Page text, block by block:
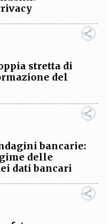
stretta di
del
bancarie:
delle
dati bancari